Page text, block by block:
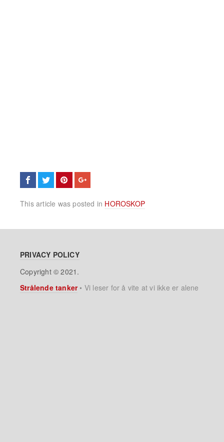
This article was posted in HOROSKOP
PRIVACY POLICY
Copyright © 2021.
Strålende tanker• Vi leser for å vite at vi ikke er alene